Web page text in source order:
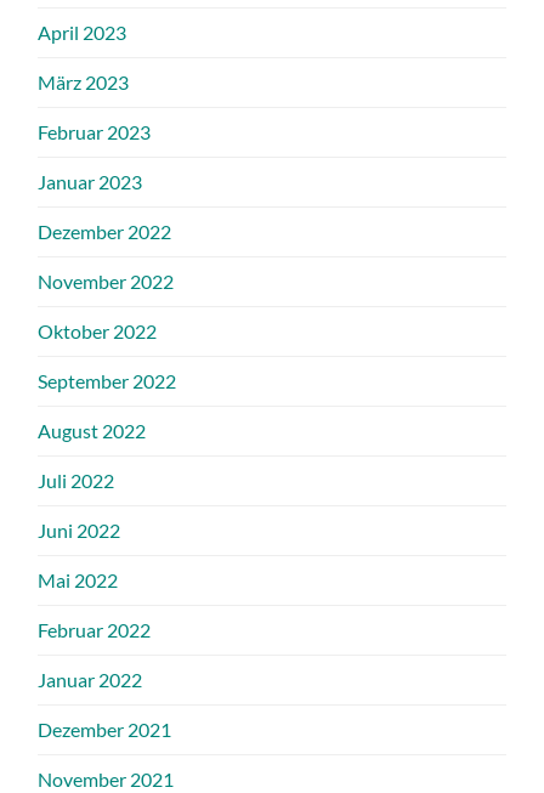
April 2023
März 2023
Februar 2023
Januar 2023
Dezember 2022
November 2022
Oktober 2022
September 2022
August 2022
Juli 2022
Juni 2022
Mai 2022
Februar 2022
Januar 2022
Dezember 2021
November 2021